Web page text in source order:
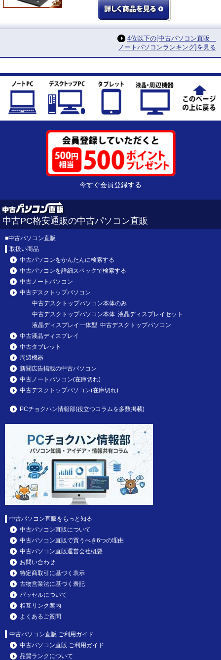
4位以下の[中古パソコン直販
ノートパソコンランキング]を見る
今すぐ会員登録する
中古PC格安通販の中古パソコン直販
■中古パソコン直販
取扱い商品
中古パソコンをかんたんに検索する
中古パソコンを詳細スペックで検索する
中古ノートパソコン
中古デスクトップパソコン
中古デスクトップパソコン本体のみ
中古デスクトップパソコン本体 液晶ディスプレイセット
液晶ディスプレイ一体型 中古デスクトップパソコン
中古液晶ディスプレイ
中古タブレット
周辺機器
新聞広告掲載の中古パソコン
中古ノートパソコン(在庫切れ)
中古デスクトップパソコン(在庫切れ)
PCチョクハン情報部(役立つコラムを多数掲載)
中古パソコン直販をもっと知る
中古パソコン直販について
中古パソコン直販で買うべき6つの理由
中古パソコン直販運営会社概要
お問い合わせ
特定商取引に基づく表示
古物営業法に基づく表記
パッセルについて
相互リンク案内
よくあるご質問
中古パソコン直販 ご利用ガイド
中古パソコン直販 ご利用ガイド
品質ランクについて